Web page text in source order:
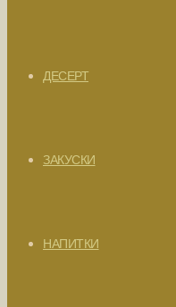
ДЕСЕРТ
ЗАКУСКИ
НАПИТКИ